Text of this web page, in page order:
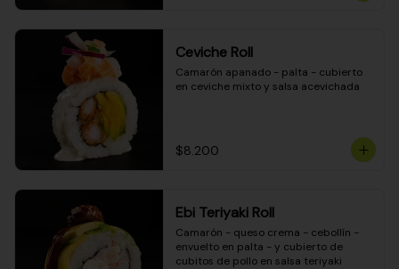
Ceviche Roll
Camarón apanado - palta - cubierto
en ceviche mixto y salsa acevichada
$8.200
Ebi Teriyaki Roll
Camarón - queso crema - cebollín -
envuelto en palta - y cubierto de
cubitos de pollo en salsa teriyaki